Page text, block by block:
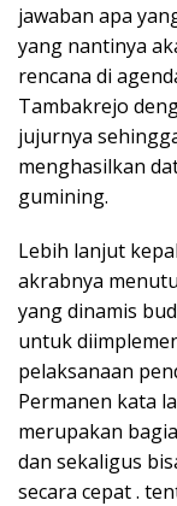
jawaban apa
yang nantinya
rencana di
Tambakrejo
jujurnya
menghasilkan
gumining.
Lebih lanjut
akrabnya
yang dinamis
untuk
pelaksanaan
Permanen kata
merupakan
dan sekaligus
secara cepat .